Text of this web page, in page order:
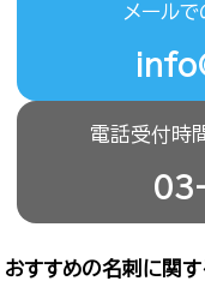
メール
電話受付時
おすすめの名刺に関